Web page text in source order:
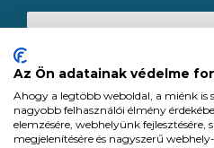
Az Ön adatainak védelme
Ahogy a legtöbb weboldal, a miénk is
nagyobb felhasználói élmény
elemzésére, webhelyünk
megjelenítésére és nagyszerű